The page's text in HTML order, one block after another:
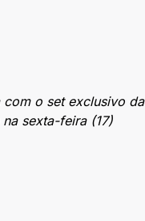
o set exclusivo da
sexta-feira (17)